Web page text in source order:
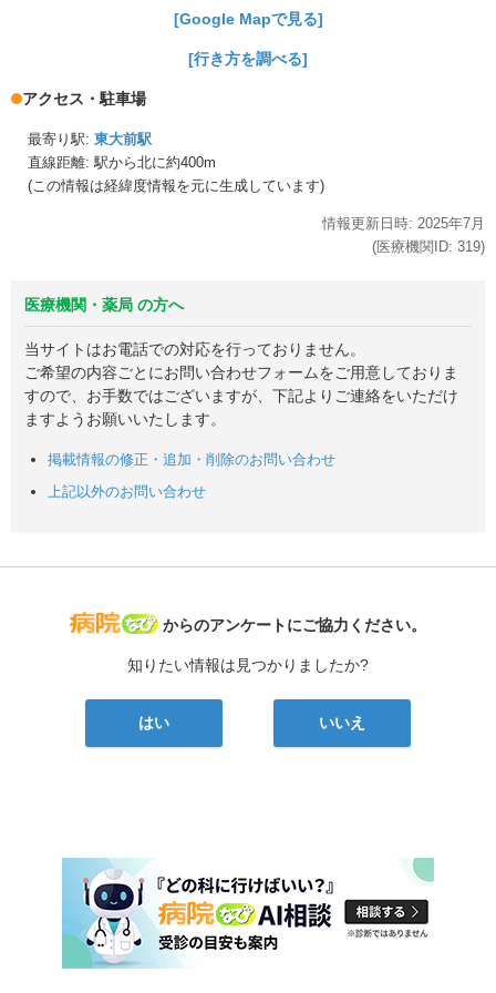
[Google Mapで見る]
[行き方を調べる]
アクセス・駐車場
最寄り駅: 東大前駅
直線距離: 駅から北に約400m
(この情報は経緯度情報を元に生成しています)
情報更新日時: 2025年7月
(医療機関ID: 319)
医療機関・薬局 の方へ
当サイトはお電話での対応を行っておりません。
ご希望の内容ごとにお問い合わせフォームをご用意しておりま
すので、お手数ではございますが、下記よりご連絡をいただけ
ますようお願いいたします。
掲載情報の修正・追加・削除のお問い合わせ
上記以外のお問い合わせ
病院なび
からのアンケートにご協力ください。
知りたい情報は見つかりましたか?
はい いいえ